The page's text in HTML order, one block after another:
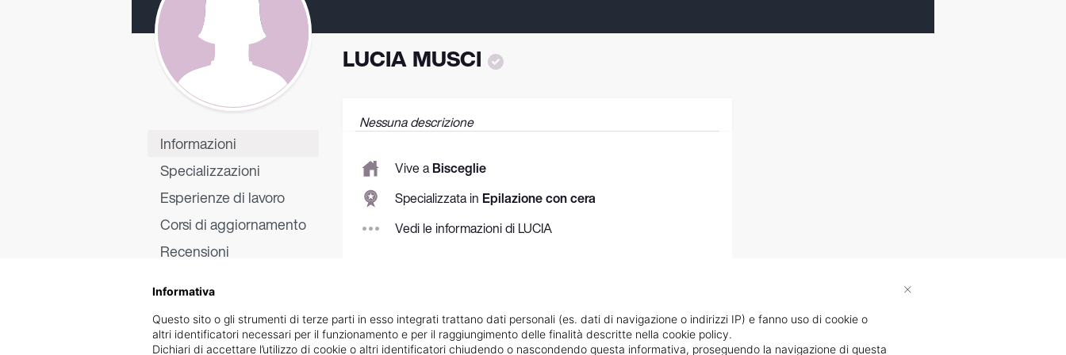
Informazioni
Specializzazioni
Esperienze di lavoro
Corsi di aggiornamento
Recensioni
LUCIA MUSCI
Nessuna descrizione
Vive aBisceglie
Specializzata in Epilazione con cera
Vedi le informazioni di LUCIA
Informativa
Questo sito o gli strumenti di terze parti in esso integrati trattano dati personali (es. dati di navigazione o indirizzi IP) e fanno uso di cookie o
altri identificatori necessari per il funzionamento e per il raggiungimento delle finalità descritte nella cookie policy.
Dichiari di accettare l’utilizzo di cookie o altri identificatori chiudendo o nascondendo questa informativa, proseguendo la navigazione di questa
×